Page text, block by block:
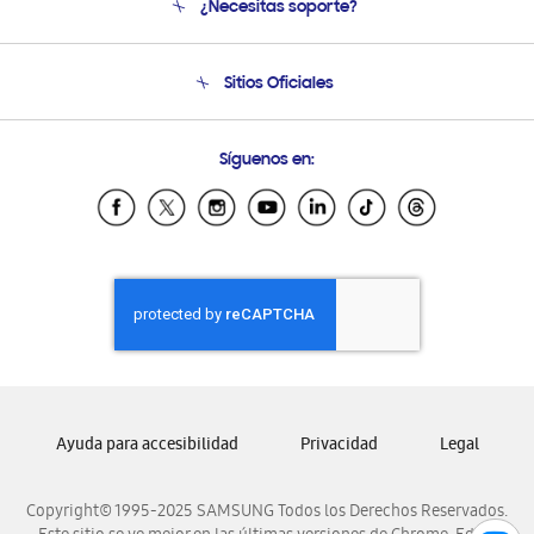
Soporte
¿Necesitas soporte?
Soporte vía eMail
Sitios Oficiales
Samsung Ecuador
Samsung El Salvador
Samsung Honduras
Samsung Nicaragua
Samsung Panamá
Samsung Venezuela
Síguenos en:
Copyright© 1995-2025 SAMSUNG Todos los Derechos Reservados.
Ayuda para accesibilidad Privacidad Legal